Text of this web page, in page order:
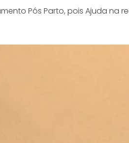
Pós Parto, pois Ajuda